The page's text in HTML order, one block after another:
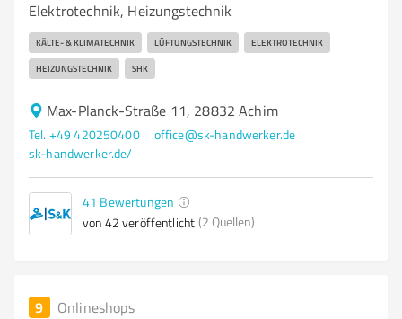
Elektrotechnik, Heizungstechnik
KÄLTE- & KLIMATECHNIK LÜFTUNGSTECHNIK ELEKTROTECHNIK
HEIZUNGSTECHNIK SHK
Max-Planck-Straße 11, 28832 Achim
Tel. +49 420250400
office@sk-handwerker.de
sk-handwerker.de/
41 Bewertungen
von 42 veröffentlicht (2 Quellen)
9 Onlineshops